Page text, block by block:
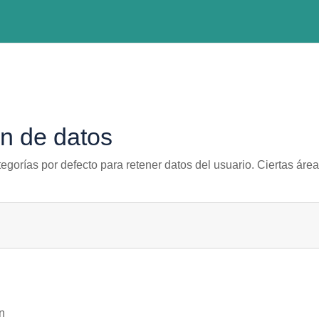
de datos
por defecto para retener datos del usuario. Ciertas